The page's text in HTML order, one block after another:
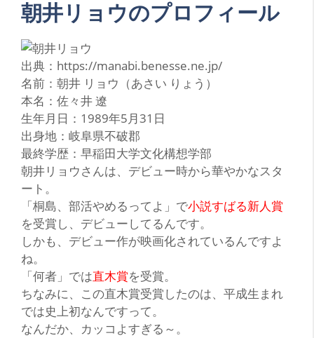
朝井リョウのプロフィール
出典：https://manabi.benesse.ne.jp/
名前：朝井 リョウ（あさい りょう）
本名：佐々井 遼
生年月日：1989年5月31日
出身地：岐阜県不破郡
最終学歴：早稲田大学文化構想学部
朝井リョウさんは、デビュー時から華やかなスタ
ート。
「桐島、部活やめるってよ」 で小説すばる新人賞
を受賞し、デビューしてるんです。
しかも、デビュー作が映画化されているんですよ
ね。
「何者」 では直木賞を受賞。
ちなみに、この直木賞受賞したのは、平成生まれ
では史上初なんですって。
なんだか、カッコよすぎる～。